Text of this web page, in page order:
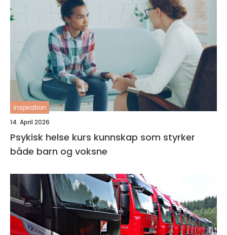
inspiration
14. April 2026
Psykisk helse kurs kunnskap som styrker
både barn og voksne